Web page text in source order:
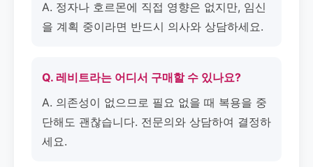
A. 정자나 호르몬에 직접 영향은 없지만, 임신
을 계획 중이라면 반드시 의사와 상담하세요.
Q. 레비트라는 어디서 구매할 수 있나요?
A. 의존성이 없으므로 필요 없을 때 복용을 중
단해도 괜찮습니다. 전문의와 상담하여 결정하
세요.